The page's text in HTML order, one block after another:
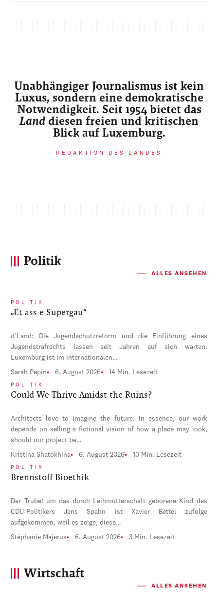
Unabhängiger Journalismus ist kein
Luxus, sondern eine demokratische
Notwendigkeit. Seit 1954 bietet das
Land diesen freien und kritischen
Blick auf Luxemburg.
REDAKTION DES LANDES
Politik
ALLES ANSEHEN
POLITIK
„Et ass e Supergau“
d’Land: Die Jugendschutzreform und die Einführung eines
Jugendstrafrechts lassen seit Jahren auf sich warten.
Luxemburg ist im internationalen…
Sarah Pepin 6. August 2026 14 Min. Lesezeit
POLITIK
Could We Thrive Amidst the Ruins?
Architects love to imagine the future. In essence, our work
depends on selling a fictional vision of how a place may look,
should our project be…
Kristina Shatokhina 6. August 2026 10 Min. Lesezeit
POLITIK
Brennstoff Bioethik
Der Trubel um das durch Leihmutterschaft geborene Kind des
CDU-Politikers Jens Spahn ist Xavier Bettel zufolge
aufgekommen, weil es zeige, diese…
Stéphanie Majerus 6. August 2026 3 Min. Lesezeit
Wirtschaft
ALLES ANSEHEN